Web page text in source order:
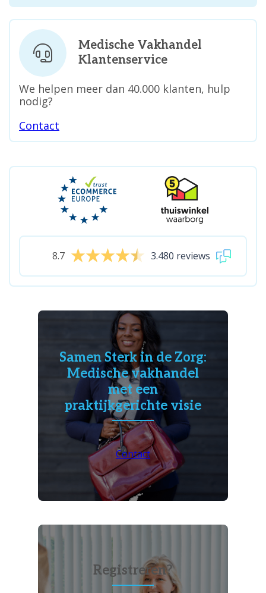
Medische Vakhandel
Klantenservice
We helpen meer dan 40.000 klanten, hulp
nodig?
Contact
8.7 3.480 reviews
Samen Sterk in de Zorg:
Medische vakhandel
met een
praktijkgerichte visie
Contact
Registreren?